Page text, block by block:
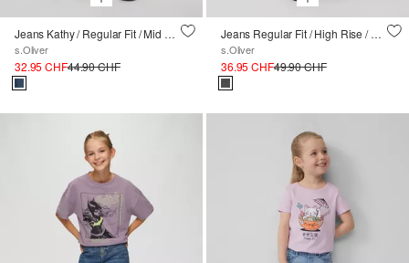
Jeans Kathy / Regular Fit / Mid Rise / Slim Leg / Soft &amp; warm inside
s.Oliver
32.95 CHF44.90 CHF
Jeans Regular Fit / High Rise / Wide Leg / Détail de paillettes
s.Oliver
36.95 CHF49.90 CHF